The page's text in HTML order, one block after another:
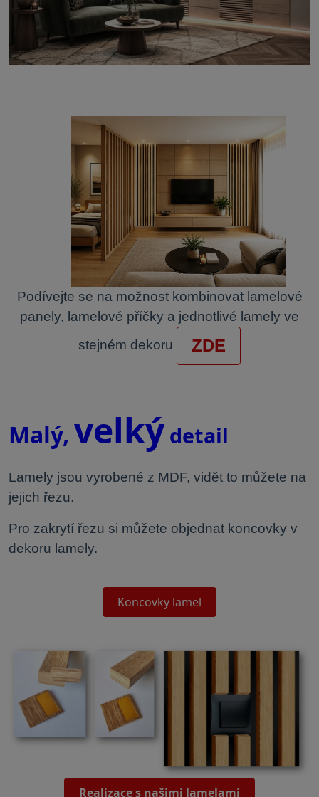
Podívejte se na možnost kombinovat lamelové
panely, lamelové příčky a jednotlivé lamely ve
stejném dekoru
ZDE
Malý, velký detail
Lamely jsou vyrobené z MDF, vidět to můžete na
jejich řezu.
Pro zakrytí řezu si můžete objednat koncovky v
dekoru lamely.
Koncovky lamel
Realizace s našimi lamelami